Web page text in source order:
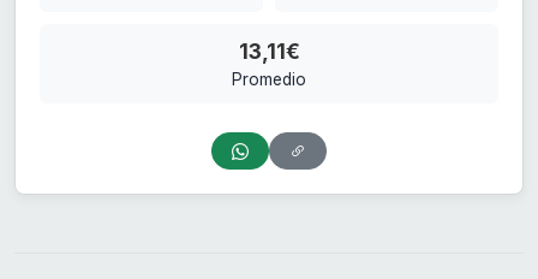
13,11€
Promedio